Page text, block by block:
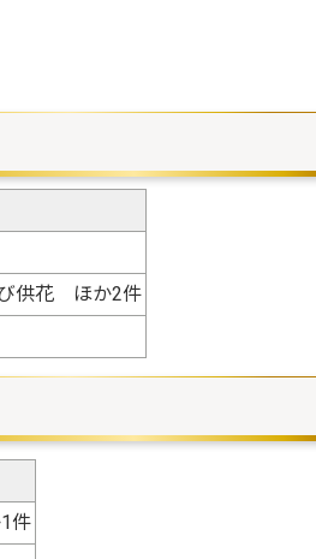
び供花 ほか2件
件